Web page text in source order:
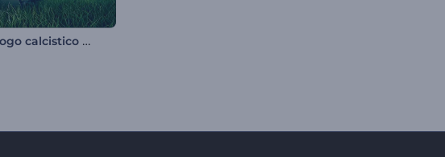
Rivelazione del logo calcistico in 3D